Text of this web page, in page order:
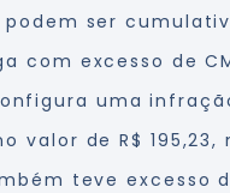
ser
com excesso de
uma
valor de R$ 195,23,
teve excesso